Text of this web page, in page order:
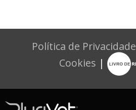
Política de Privacidade
Cookies |